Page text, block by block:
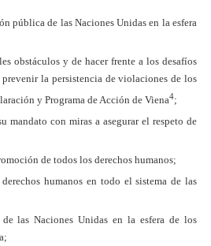
pública de las Naciones Unidas en la esfera
obstáculos y de hacer frente a los desafíos
la persistencia de violaciones de los
y Programa de Acción de Viena4;
con miras a asegurar el respeto de
de todos los derechos humanos;
humanos en todo el sistema de las
las Naciones Unidas en la esfera de los